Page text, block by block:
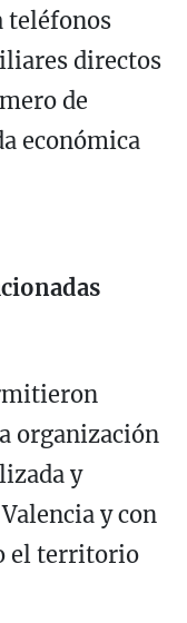
teléfonos
directos
de
económica
organización
y
y con
el territorio